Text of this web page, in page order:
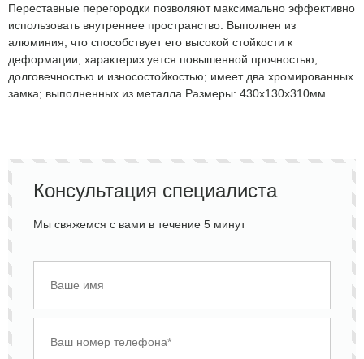
Переставные перегородки позволяют максимально эффективно
использовать внутреннее пространство. Выполнен из
алюминия; что способствует его высокой стойкости к
деформации; характериз уется повышенной прочностью;
долговечностью и износостойкостью; имеет два хромированных
замка; выполненных из металла Размеры: 430х130х310мм
Консультация специалиста
Мы свяжемся с вами в течение 5 минут